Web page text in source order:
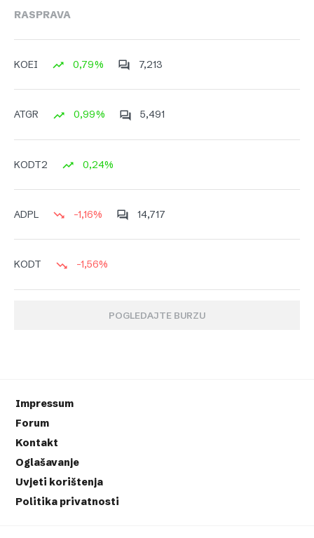
RASPRAVA
KOEI 0,79% 7,213
ATGR 0,99% 5,491
KODT2 0,24%
ADPL -1,16% 14,717
KODT -1,56%
POGLEDAJTE BURZU
Impressum
Forum
Kontakt
Oglašavanje
Uvjeti korištenja
Politika privatnosti